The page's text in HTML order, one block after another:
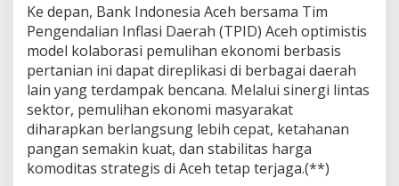
Ke depan, Bank Indonesia Aceh bersama Tim
Pengendalian Inflasi Daerah (TPID) Aceh optimistis
model kolaborasi pemulihan ekonomi berbasis
pertanian ini dapat direplikasi di berbagai daerah
lain yang terdampak bencana. Melalui sinergi lintas
sektor, pemulihan ekonomi masyarakat
diharapkan berlangsung lebih cepat, ketahanan
pangan semakin kuat, dan stabilitas harga
komoditas strategis di Aceh tetap terjaga.(**)